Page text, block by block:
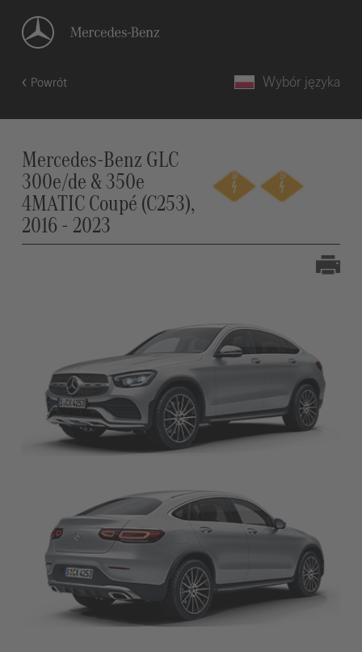
Powrót Wybór języka
Mercedes-Benz GLC
300e/de & 350e
4MATIC Coupé (C253),
2016 - 2023